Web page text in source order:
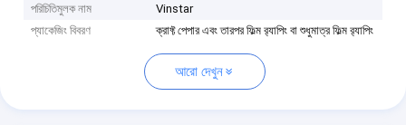
পরিচিতিমুলক নাম
Vinstar
প্যাকেজিং বিবরণ
ক্রাফ্ট পেপার এবং তারপর ফিল্ম র‌্যাপিং বা শুধুমাত্র ফিল্ম র‌্যাপিং
আরো দেখুন